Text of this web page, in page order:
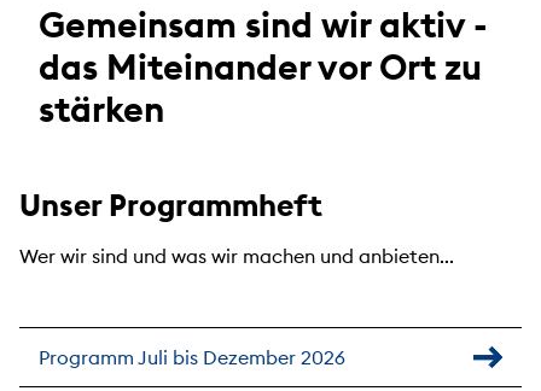
Gemeinsam sind wir aktiv -
das Miteinander vor Ort zu
stärken
Unser Programmheft
Wer wir sind und was wir machen und anbieten...
Programm Juli bis Dezember 2026